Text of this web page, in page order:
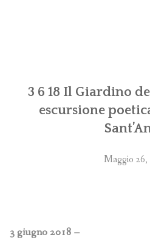
3 6 18 Il Giardino
escursione
Maggio 26,
3 giugno 2018 –